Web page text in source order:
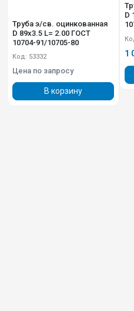
Труба э/св. оцинкованная
D 89х3.5 L= 2.00 ГОСТ
10704-91/10705-80
Код: 53332
Цена по запросу
В корзину
D
1